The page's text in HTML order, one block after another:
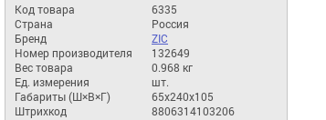
Код товара
6335
Страна
Россия
Бренд
ZIC
Номер производителя
132649
Вес товара
0.968 кг
Ед. измерения
шт.
Габариты (Ш×В×Г)
65x240x105
Штрихкод
8806314103206